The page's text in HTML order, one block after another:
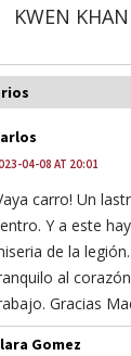
KWEN
04-08 AT 20:01
carro! Un
Y a este
de la
al
Gracias
Gomez